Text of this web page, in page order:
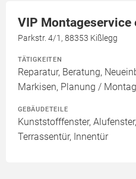
VIP Montageservice
Parkstr. 4/1, 88353 Kißlegg
TÄTIGKEITEN
Reparatur, Beratung,
Markisen, Planung /
GEBÄUDETEILE
Kunststofffenster,
Terrassentür, Innentür